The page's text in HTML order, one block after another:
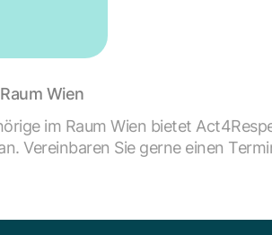
Wien
im Raum Wien bietet
Vereinbaren Sie gerne einen